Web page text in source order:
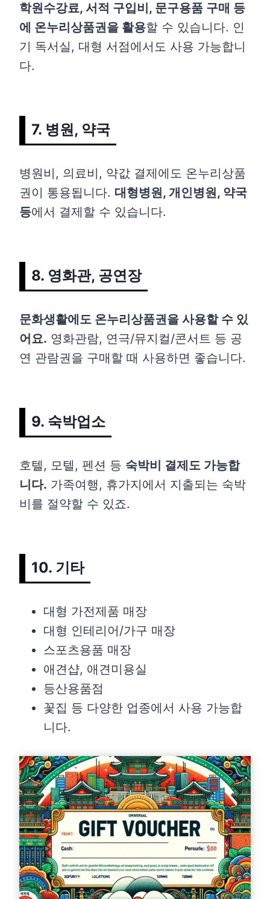
학원수강료, 서적 구입비, 문구용품 구매 등
에 온누리상품권을 활용할 수 있습니다. 인
기 독서실, 대형 서점에서도 사용 가능합니
다.
7. 병원, 약국
병원비, 의료비, 약값 결제에도 온누리상품
권이 통용됩니다. 대형병원, 개인병원, 약국
등에서 결제할 수 있습니다.
8. 영화관, 공연장
문화생활에도 온누리상품권을 사용할 수 있
어요. 영화관람, 연극/뮤지컬/콘서트 등 공
연 관람권을 구매할 때 사용하면 좋습니다.
9. 숙박업소
호텔, 모텔, 펜션 등 숙박비 결제도 가능합
니다. 가족여행, 휴가지에서 지출되는 숙박
비를 절약할 수 있죠.
10. 기타
대형 가전제품 매장
대형 인테리어/가구 매장
스포츠용품 매장
애견샵, 애견미용실
등산용품점
꽃집 등 다양한 업종에서 사용 가능합
니다.